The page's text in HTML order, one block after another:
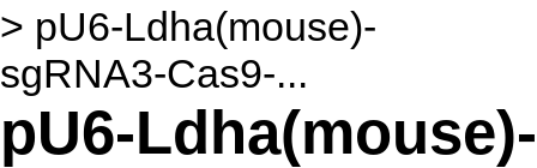
> pU6-Ldha(mouse)-
sgRNA3-Cas9-...
pU6-Ldha(mouse)-